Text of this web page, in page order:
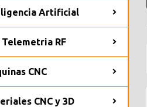
Artificial
Telemetria RF
CNC
CNC y 3D